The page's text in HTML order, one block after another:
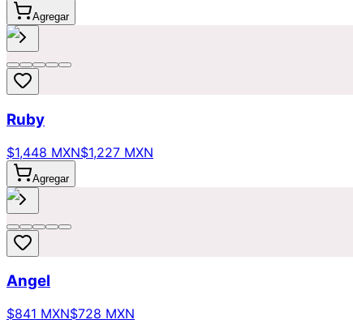
Agregar
Ruby
$1,448 MXN$1,227 MXN
Agregar
Angel
$841 MXN$728 MXN